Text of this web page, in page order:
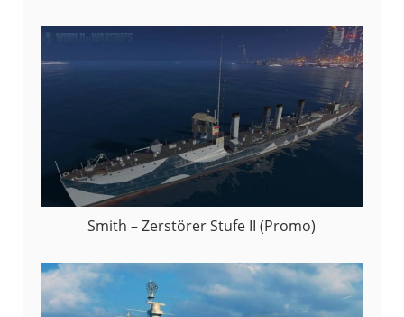
Smith – Zerstörer Stufe II (Promo)